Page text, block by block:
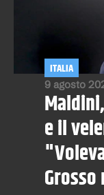
9 agosto
ITALIA
e il